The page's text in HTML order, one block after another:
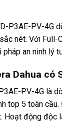
P3AE-PV-4G
nét. Với Full-
an ninh lý
Dahua có
PV-4G là
top 5 toàn
Hoạt động độc